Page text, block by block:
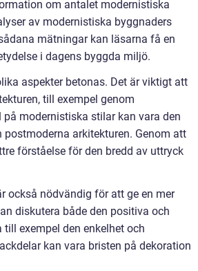
om antalet modernistiska
av modernistiska byggnaders
mätningar kan läsarna få en
i dagens byggda miljö.
aspekter betonas. Det är viktigt att
till exempel genom
modernistiska stilar kan vara den
arkitekturen. Genom att
förståelse för den bredd av uttryck
också nödvändig för att ge en mer
diskutera både den positiva och
exempel den enkelhet och
kan vara bristen på dekoration